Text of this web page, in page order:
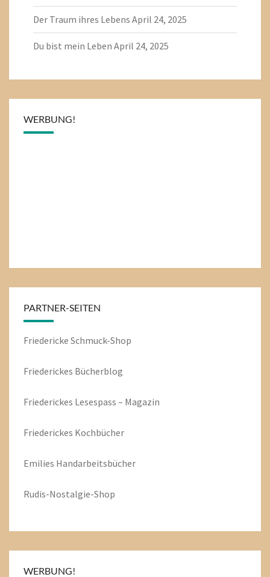
Der Traum ihres Lebens April 24, 2025
Du bist mein Leben April 24, 2025
WERBUNG!
PARTNER-SEITEN
Friedericke Schmuck-Shop
Friederickes Bücherblog
Friederickes Lesespass – Magazin
Friederickes Kochbücher
Emilies Handarbeitsbücher
Rudis-Nostalgie-Shop
WERBUNG!